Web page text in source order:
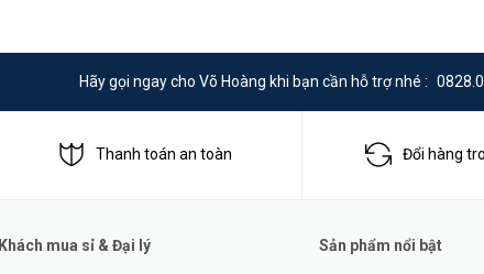
Hãy gọi ngay cho Võ Hoàng khi bạn cần hỗ trợ nhé :
Thanh toán an toàn Đổi hàng
Khách mua sỉ & Đại lý Sản phẩm nổi bật